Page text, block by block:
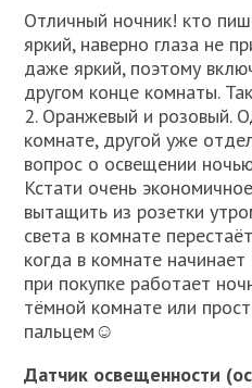
Отличный ночник! кто
яркий, наверно глаза не
даже яркий, поэтому
другом конце комнаты.
2. Оранжевый и розовый.
комнате, другой уже
вопрос о освещении
Кстати очень
вытащить из розетки
света в комнате
когда в комнате
при покупке работает
тёмной комнате или
пальцем☺
Датчик освещенности